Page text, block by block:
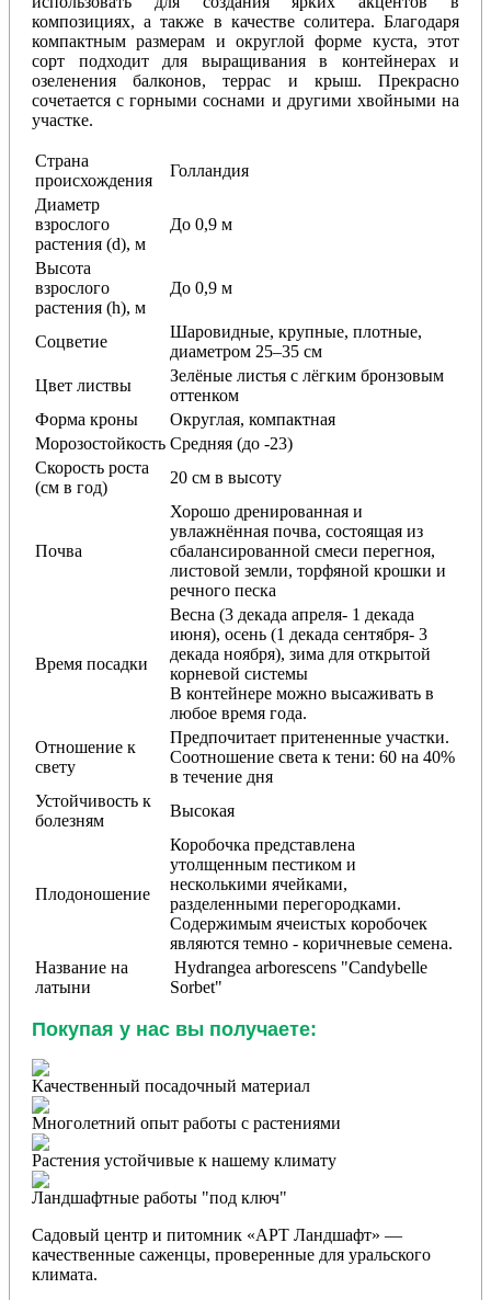
композициях, а также в качестве солитера. Благодаря
компактным размерам и округлой форме куста, этот
сорт подходит для выращивания в контейнерах и
озеленения балконов, террас и крыш. Прекрасно
сочетается с горными соснами и другими хвойными на
участке.
Страна
происхождения
Голландия
Диаметр
взрослого
растения (d), м
До 0,9 м
Высота
взрослого
растения (h), м
До 0,9 м
Соцветие
Шаровидные, крупные, плотные,
диаметром 25–35 см
Цвет листвы
Зелёные листья с лёгким бронзовым
оттенком
Форма кроны
Округлая, компактная
Морозостойкость Средняя (до -23)
Скорость роста
(см в год)
20 см в высоту
Почва
Хорошо дренированная и
увлажнённая почва, состоящая из
сбалансированной смеси перегноя,
листовой земли, торфяной крошки и
речного песка
Время посадки
Весна (3 декада апреля- 1 декада
июня), осень (1 декада сентября- 3
декада ноября), зима для открытой
корневой системы
В контейнере можно высаживать в
любое время года.
Отношение к
свету
Предпочитает притененные участки.
Соотношение света к тени: 60 на 40%
в течение дня
Устойчивость к
болезням
Высокая
Плодоношение
Коробочка представлена
утолщенным пестиком и
несколькими ячейками,
разделенными перегородками.
Содержимым ячеистых коробочек
являются темно - коричневые семена.
Название на
латыни
Hydrangea arborescens "Candybelle
Sorbet"
Покупая у нас вы получаете:
Качественный посадочный материал
Многолетний опыт работы с растениями
Растения устойчивые к нашему климату
Ландшафтные работы "под ключ"
Садовый центр и питомник «АРТ Ландшафт» —
качественные саженцы, проверенные для уральского
климата.